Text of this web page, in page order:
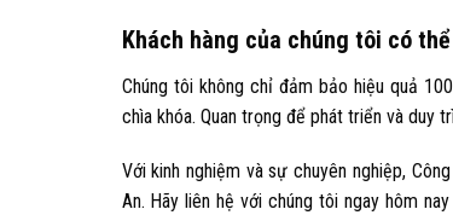
Khách hàng của chúng tôi có
Chúng tôi không chỉ đảm bảo hiệu quả
chìa khóa. Quan trọng để phát triển và duy
Với kinh nghiệm và sự chuyên nghiệp,
An. Hãy liên hệ với chúng tôi ngay hôm